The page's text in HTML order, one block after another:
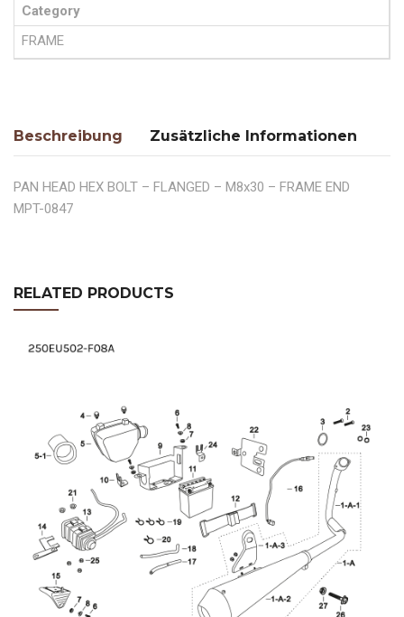
Category
FRAME
Beschreibung Zusätzliche Informationen
PAN HEAD HEX BOLT – FLANGED – M8x30 – FRAME END
MPT-0847
RELATED PRODUCTS